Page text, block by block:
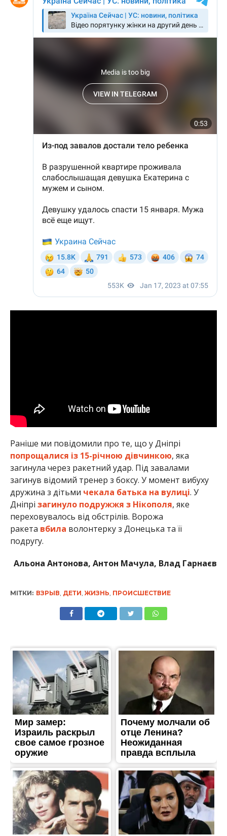
Раніше ми повідомили про те, що у Дніпрі
попрощалися із 15-річною дівчинкою, яка
загинула через ракетний удар. Під завалами
загинув відомий тренер з боксу. У момент вибуху
дружина з дітьми чекала батька на вулиці. У
Дніпрі загинуло подружжя з Нікополя, яке
переховувалось від обстрілів. Ворожа
ракета вбила волонтерку з Донецька та її
подругу.
Альона Антонова, Антон Мачула, Влад Гарнаєв
МІТКИ: ВЗРЫВ ДЕТИ ЖИЗНЬ ПРОИСШЕСТВИЕ